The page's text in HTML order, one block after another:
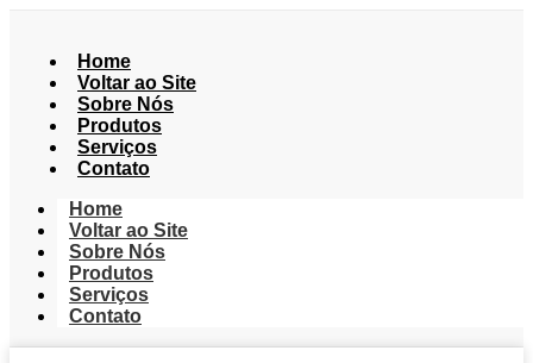
Home
Voltar ao Site
Sobre Nós
Produtos
Serviços
Contato
Home
Voltar ao Site
Sobre Nós
Produtos
Serviços
Contato